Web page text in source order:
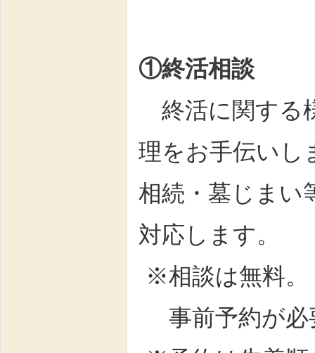
①終活相談
終活に関する
理をお手伝いし
相続・墓じまい
対応します。
※相談は無料。
事前予約が必